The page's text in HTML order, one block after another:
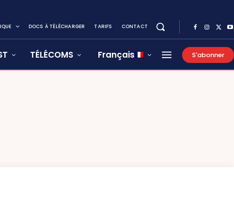
DOCS À TÉLÉCHARGER TARIFS CONTACT
TÉLÉCOMS Français S'abonner